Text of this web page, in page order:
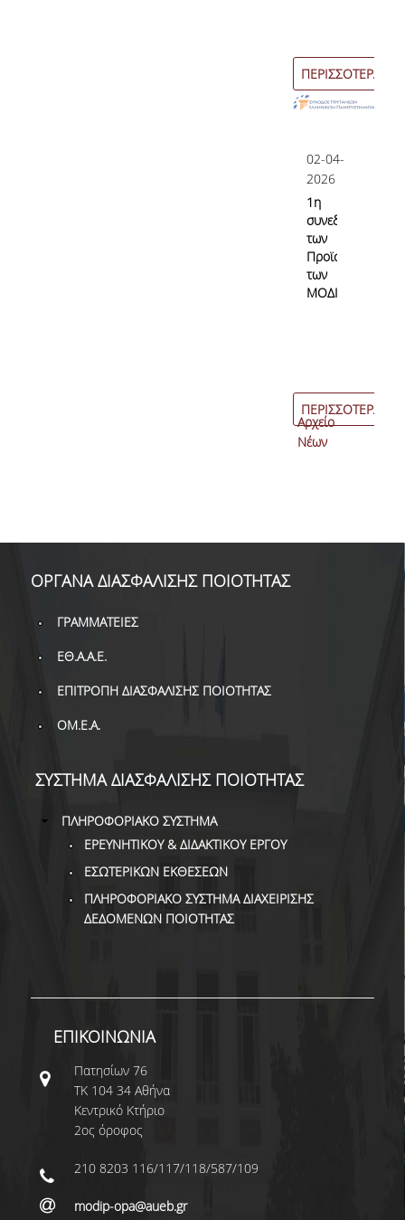
ΠΕΡΙΣΣΟΤΕΡΑ
02-04-
2026
1η
συνεδρίαση
των
Προϊσταμένων
των
ΜΟΔΙΠ
ΠΕΡΙΣΣΟΤΕΡΑ
Αρχείο
Νέων
ΟΡΓΑΝΑ ΔΙΑΣΦΑΛΙΣΗΣ ΠΟΙΟΤΗΤΑΣ
ΓΡΑΜΜΑΤΕΙΕΣ
ΕΘ.Α.Α.Ε.
ΕΠΙΤΡΟΠΗ ΔΙΑΣΦΑΛΙΣΗΣ ΠΟΙΟΤΗΤΑΣ
ΟΜ.Ε.Α.
ΣΥΣΤΗΜΑ ΔΙΑΣΦΑΛΙΣΗΣ ΠΟΙΟΤΗΤΑΣ
ΠΛΗΡΟΦΟΡΙΑΚΟ ΣΥΣΤΗΜΑ
ΕΡΕΥΝΗΤΙΚΟΥ & ΔΙΔΑΚΤΙΚΟΥ ΕΡΓΟΥ
ΕΣΩΤΕΡΙΚΩΝ ΕΚΘΕΣΕΩΝ
ΠΛΗΡΟΦΟΡΙΑΚΟ ΣΥΣΤΗΜΑ ΔΙΑΧΕΙΡΙΣΗΣ
ΔΕΔΟΜΕΝΩΝ ΠΟΙΟΤΗΤΑΣ
ΕΠΙΚΟΙΝΩΝΙΑ
Πατησίων 76
ΤΚ 104 34 Αθήνα
Κεντρικό Κτήριο
2ος όροφος
210 8203 116/117/118/587/109
modip-opa@aueb.gr